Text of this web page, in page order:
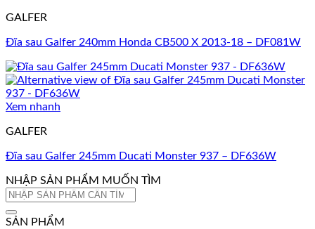
GALFER
Đĩa sau Galfer 240mm Honda CB500 X 2013-18 – DF081W
Xem nhanh
GALFER
Đĩa sau Galfer 245mm Ducati Monster 937 – DF636W
NHẬP SẢN PHẨM MUỐN TÌM
Tìm
SẢN PHẨM